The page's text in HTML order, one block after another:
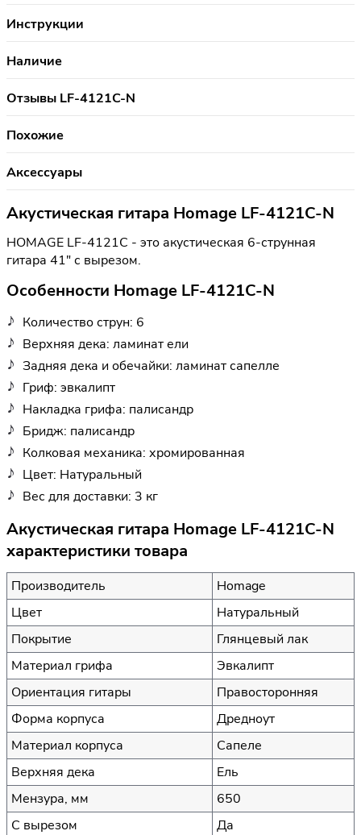
Инструкции
Наличие
Отзывы LF-4121C-N
Похожие
Аксессуары
Акустическая гитара Homage LF-4121C-N
HOMAGE LF-4121C - это акустическая 6-струнная
гитара 41" с вырезом.
Особенности Homage LF-4121C-N
Количество струн: 6
Верхняя дека: ламинат ели
Задняя дека и обечайки: ламинат сапелле
Гриф: эвкалипт
Накладка грифа: палисандр
Бридж: палисандр
Колковая механика: хромированная
Цвет: Натуральный
Вес для доставки: 3 кг
Акустическая гитара Homage LF-4121C-N
характеристики товара
Производитель
Homage
Цвет
Натуральный
Покрытие
Глянцевый лак
Материал грифа
Эвкалипт
Ориентация гитары
Правосторонняя
Форма корпуса
Дредноут
Материал корпуса
Сапеле
Верхняя дека
Ель
Мензура, мм
650
С вырезом
Да